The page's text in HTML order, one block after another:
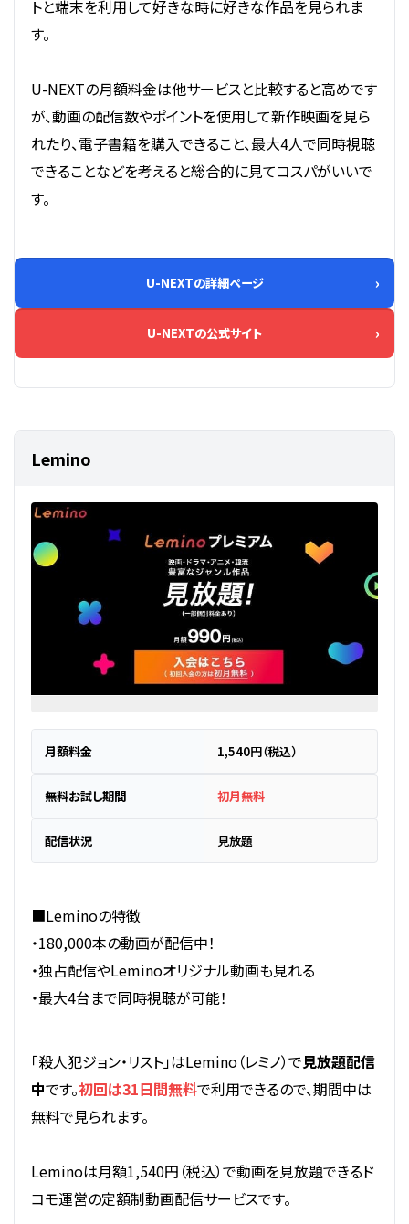
トと端末を利用して好きな時に好きな作品を見られま
す。
U-NEXTの月額料金は他サービスと比較すると高めです
が、動画の配信数やポイントを使用して新作映画を見ら
れたり、電子書籍を購入できること、最大4人で同時視聴
できることなどを考えると総合的に見てコスパがいいで
す。
U-NEXTの詳細ページ
U-NEXTの公式サイト
Lemino
月額料金 1,540円（税込）
無料お試し期間 初月無料
配信状況 見放題
■Leminoの特徴
・180,000本の動画が配信中！
・独占配信やLeminoオリジナル動画も見れる
・最大4台まで同時視聴が可能！
「殺人犯ジョン・リスト」はLemino（レミノ）で見放題配信
中です。初回は31日間無料で利用できるので、期間中は
無料で見られます。
Leminoは月額1,540円（税込）で動画を見放題できるド
コモ運営の定額制動画配信サービスです。